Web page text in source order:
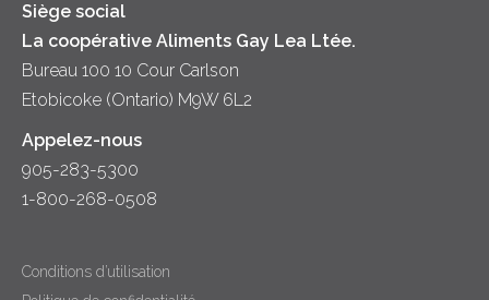
Siège social
La coopérative Aliments Gay Lea Ltée.
Bureau 100 10 Cour Carlson
Etobicoke (Ontario) M9W 6L2
Appelez-nous
905-283-5300
1-800-268-0508
Conditions d’utilisation